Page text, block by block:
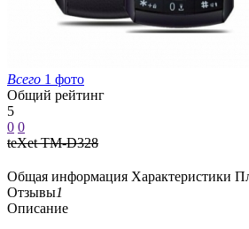
Всего 1 фото
Общий рейтинг
5
0 0
teXet TM-D328
Общая информация Характеристики
Отзывы1
Описание